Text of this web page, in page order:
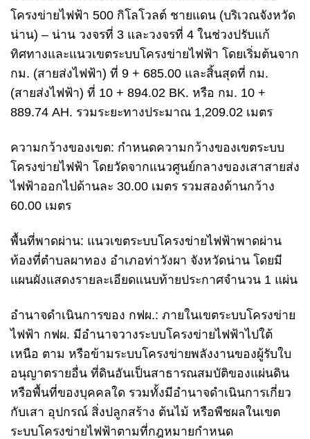
โครงข่ายไฟฟ้า 500 กิโลโวลต์ ชายแดน (บริเวณจังหวัด
น่าน) – น่าน วงจรที่ 3 และวงจรที่ 4 ในช่วงปรับแก้
ทิศทางและแนวเขตระบบโครงข่ายไฟฟ้า โดยเริ่มต้นจาก
กม. (สายส่งไฟฟ้า) ที่ 9 + 685.00 และสิ้นสุดที่ กม.
(สายส่งไฟฟ้า) ที่ 10 + 894.02 BK. หรือ กม. 10 +
889.74 AH. รวมระยะทางประมาณ 1,209.02 เมตร
ความกว้างของเขต: กำหนดความกว้างของเขตระบบ
โครงข่ายไฟฟ้า โดยวัดจากแนวศูนย์กลางของเสาสายส่ง
ไฟฟ้าออกไปด้านละ 30.00 เมตร รวมสองด้านกว้าง
60.00 เมตร
พื้นที่พาดผ่าน: แนวเขตระบบโครงข่ายไฟฟ้าพาดผ่าน
ท้องที่ตำบลผาทอง อำเภอท่าวังผา จังหวัดน่าน โดยมี
แผนผังแสดงรายละเอียดแนบท้ายประกาศจำนวน 1 แผ่น
อำนาจดำเนินการของ กฟผ.: ภายในเขตระบบโครงข่าย
ไฟฟ้า กฟผ. มีอำนาจวางระบบโครงข่ายไฟฟ้าไปใต้
เหนือ ตาม หรือข้ามระบบโครงข่ายพลังงานของผู้รับใบ
อนุญาตรายอื่น ที่ดินอันเป็นสาธารณสมบัติของแผ่นดิน
หรือพื้นที่ของบุคคลใด รวมทั้งมีอำนาจดำเนินการเกี่ยว
กับเสา อุปกรณ์ สิ่งปลูกสร้าง ต้นไม้ หรือพืชผลในเขต
ระบบโครงข่ายไฟฟ้าตามที่กฎหมายกำหนด